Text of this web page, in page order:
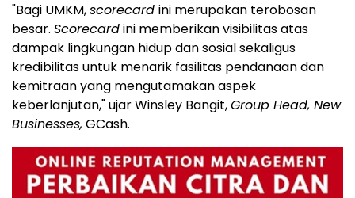
"Bagi UMKM,scorecard ini merupakan terobosan
besar. Scorecardini memberikan visibilitas atas
dampak lingkungan hidup dan sosial sekaligus
kredibilitas untuk menarik fasilitas pendanaan dan
kemitraan yang mengutamakan aspek
keberlanjutan," ujar Winsley Bangit,Group Head, New
Businesses, GCash.